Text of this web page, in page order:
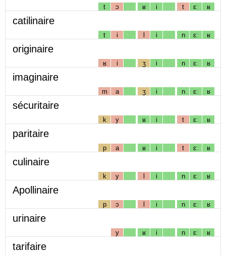
t ɔ ʁ i t ɛː ʁ
catilinaire
t i l i n ɛː ʁ
originaire
ʁ i ʒ i n ɛː ʁ
imaginaire
m a ʒ i n ɛː ʁ
sécuritaire
k y ʁ i t ɛː ʁ
paritaire
p a ʁ i t ɛː ʁ
culinaire
k y l i n ɛː ʁ
Apollinaire
p ɔ l i n ɛː ʁ
urinaire
y ʁ i n ɛː ʁ
tarifaire